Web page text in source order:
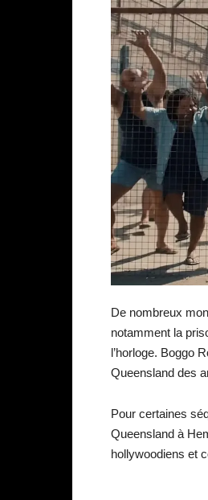
De nombreux
notamment la
l’horloge. Boggo
Queensland des
Pour certaines
Queensland à
hollywoodiens et